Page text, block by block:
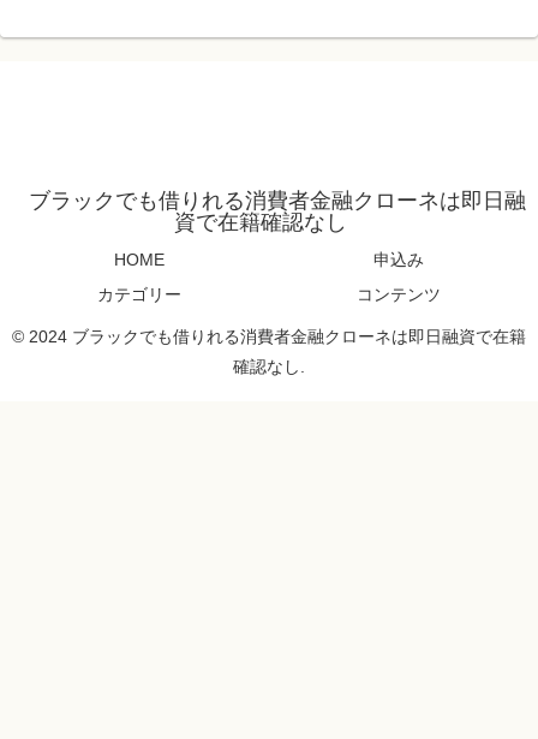
ブラックでも借りれる消費者金融クローネは即日融
資で在籍確認なし
HOME
申込み
カテゴリー
コンテンツ
© 2024 ブラックでも借りれる消費者金融クローネは即日融資で在籍
確認なし.